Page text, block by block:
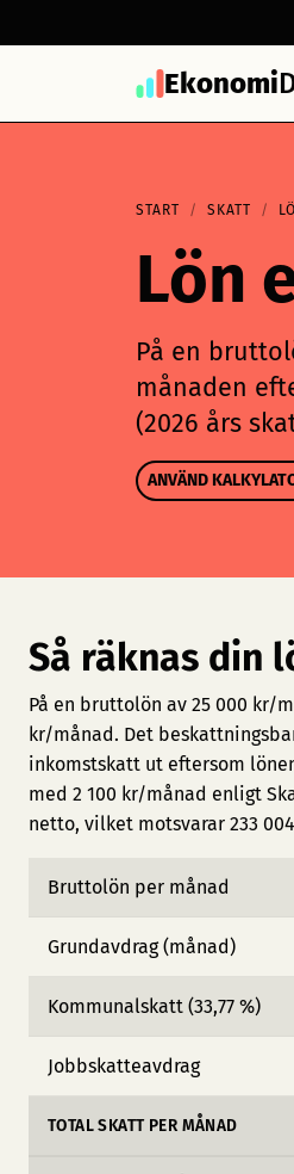
Ekonomi
START SKATT
Lön
På en
månaden
(2026 års
ANVÄND
Så räknas din
På en bruttolön av 25 000 kr/
kr/månad. Det
inkomstskatt ut eftersom
med 2 100 kr/månad enligt
netto, vilket motsvarar 233
Bruttolön per månad
Grundavdrag (månad)
Kommunalskatt (33,77 %)
Jobbskatteavdrag
TOTAL SKATT PER MÅNAD